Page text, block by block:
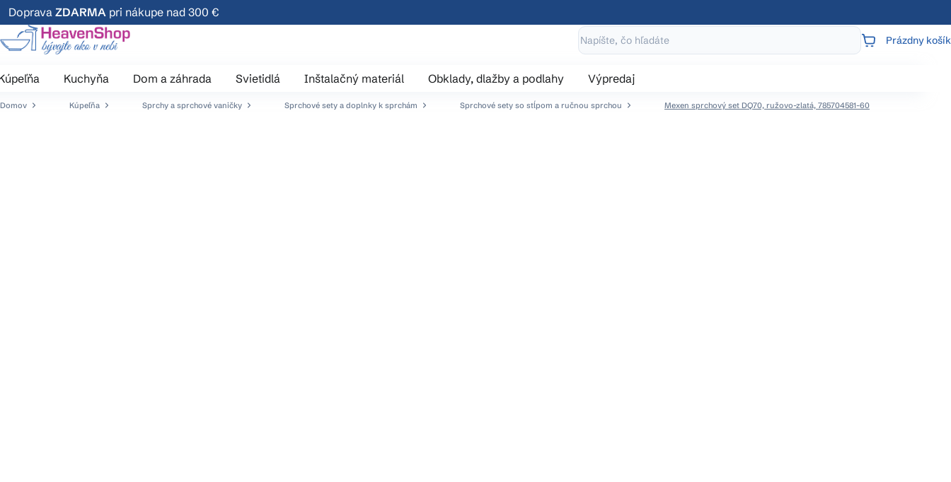
Prejsť
na
obsah
Doprava ZDARMA pri nákupe nad 300 €
NÁKUPNÝ
Prázdny košík
Kuchyňa Dom a záhrada Svietidlá Inštalačný materiál Obklady, dlažby a podlahy Výpredaj
Domov Kúpeľňa Sprchy a sprchové vaničky Sprchové sety a doplnky k sprchám Sprchové sety so stĺpom a ručnou sprchou Mexen sprchový set DQ70, ružovo-zlatá, 785704581-60